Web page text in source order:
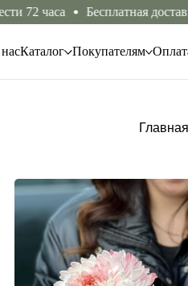
Бесплатная доставка от
Каталог Покупателям
Главная